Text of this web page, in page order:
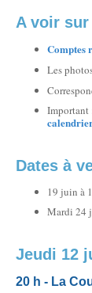
A voir
Comptes
Les
Important
Dates à
19 juin à
Mardi 24
Jeudi 12
20 h - La